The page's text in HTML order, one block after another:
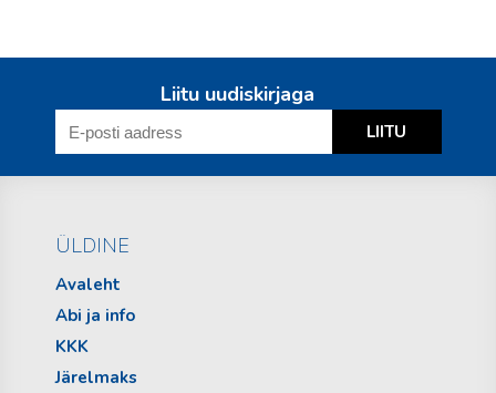
Liitu uudiskirjaga
ÜLDINE
Avaleht
Abi ja info
KKK
Järelmaks